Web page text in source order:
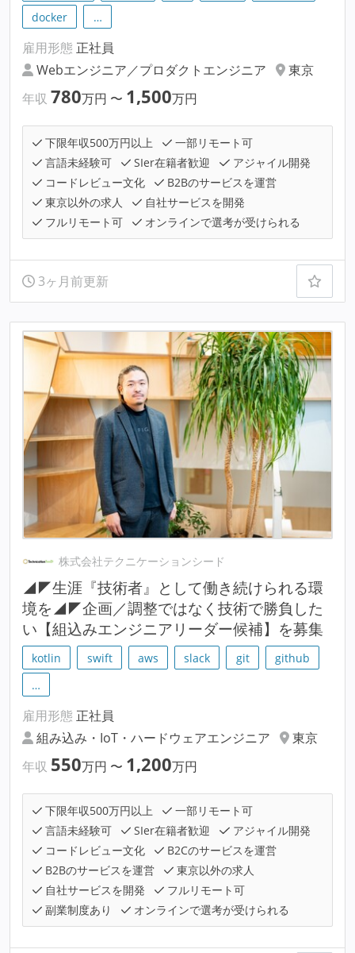
docker
…
雇用形態 正社員
Webエンジニア／プロダクトエンジニア
東京
年収 780万円 〜 1,500万円
下限年収500万円以上
一部リモート可
言語未経験可
SIer在籍者歓迎
アジャイル開発
コードレビュー文化
B2Bのサービスを運営
東京以外の求人
自社サービスを開発
フルリモート可
オンラインで選考が受けられる
3ヶ月前更新
株式会社テクニケーションシード
◢◤生涯『技術者』として働き続けられる環
境を◢◤企画／調整ではなく技術で勝負した
い【組込みエンジニアリーダー候補】を募集
kotlin swift aws slack git
github
…
雇用形態 正社員
組み込み・IoT・ハードウェアエンジニア
東京
年収 550万円 〜 1,200万円
下限年収500万円以上
一部リモート可
言語未経験可
SIer在籍者歓迎
アジャイル開発
コードレビュー文化
B2Cのサービスを運営
B2Bのサービスを運営
東京以外の求人
自社サービスを開発
フルリモート可
副業制度あり
オンラインで選考が受けられる